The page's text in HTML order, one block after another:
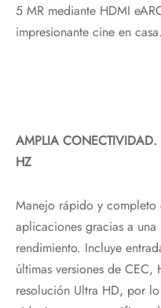
5 MR mediante HDMI
impresionante cine en casa.
AMPLIA
HZ
Manejo rápido y
aplicaciones gracias a
rendimiento. Incluye
últimas versiones de CEC,
resolución Ultra HD, por